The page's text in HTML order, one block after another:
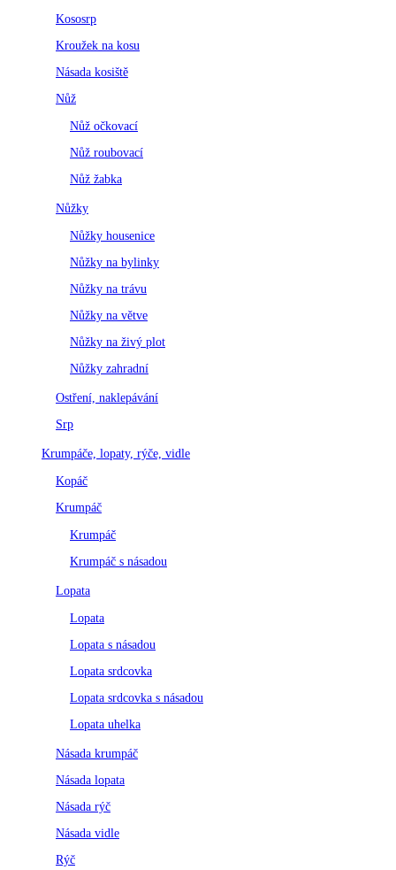
Kososrp
Kroužek na kosu
Násada kosiště
Nůž
Nůž očkovací
Nůž roubovací
Nůž žabka
Nůžky
Nůžky housenice
Nůžky na bylinky
Nůžky na trávu
Nůžky na větve
Nůžky na živý plot
Nůžky zahradní
Ostření, naklepávání
Srp
Krumpáče, lopaty, rýče, vidle
Kopáč
Krumpáč
Krumpáč
Krumpáč s násadou
Lopata
Lopata
Lopata s násadou
Lopata srdcovka
Lopata srdcovka s násadou
Lopata uhelka
Násada krumpáč
Násada lopata
Násada rýč
Násada vidle
Rýč